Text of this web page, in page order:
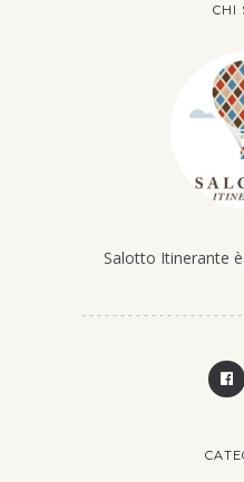
CHI
Salotto Itinerante è